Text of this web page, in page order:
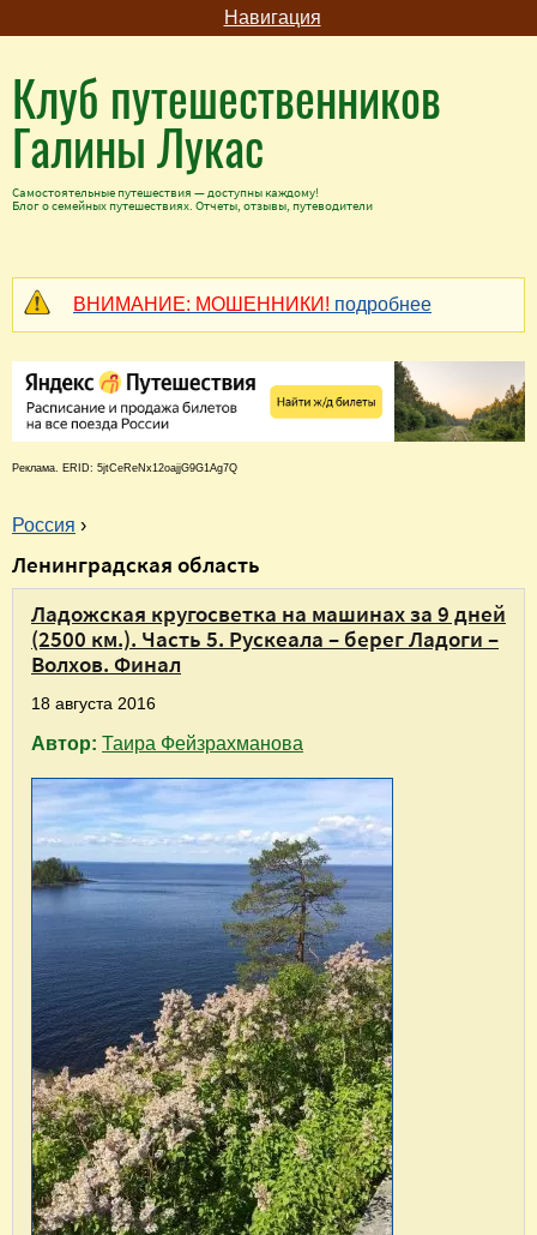
Навигация
Клуб путешественников
Галины Лукас
Самостоятельные путешествия — доступны каждому!
Блог о семейных путешествиях. Отчеты, отзывы, путеводители
ВНИМАНИЕ: МОШЕННИКИ! подробнее
Реклама. ERID: 5jtCeReNx12oajjG9G1Ag7Q
В
ы
Россия ›
Ленинградская область
Ладожская кругосветка на машинах за 9 дней
(2500 км.). Часть 5. Рускеала – берег Ладоги –
Волхов. Финал
18 августа 2016
Автор: Таира Фейзрахманова